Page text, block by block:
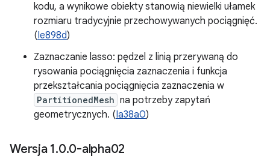
kodu, a wynikowe obiekty stanowią niewielki ułamek
rozmiaru tradycyjnie przechowywanych pociągnięć.
(Ie898d)
Zaznaczanie lasso: pędzel z linią przerywaną do
rysowania pociągnięcia zaznaczenia i funkcja
przekształcania pociągnięcia zaznaczenia w
PartitionedMesh na potrzeby zapytań
geometrycznych. (Ia38a0)
Wersja 1.0.0-alpha02